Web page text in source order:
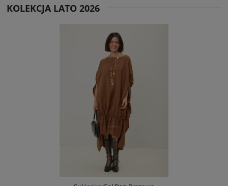
KOLEKCJA LATO 2026